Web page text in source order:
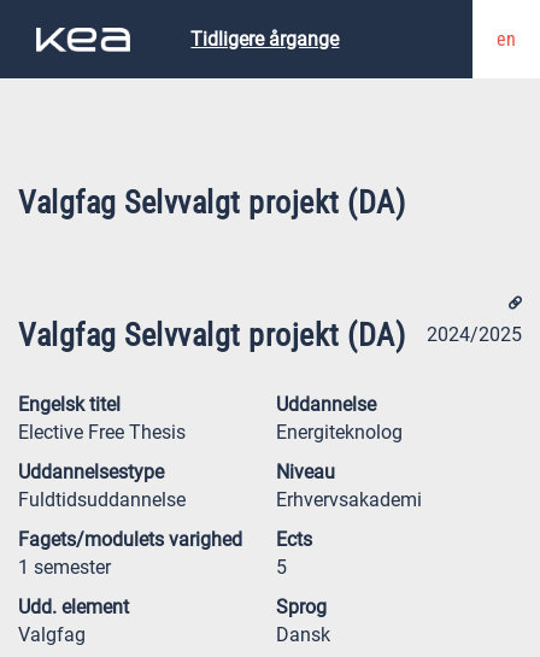
Tidligere årgange en
Valgfag Selvvalgt projekt (DA)
Valgfag Selvvalgt projekt (DA) 2024/2025
Engelsk titel
Elective Free Thesis
Uddannelse
Energiteknolog
Uddannelsestype
Fuldtidsuddannelse
Niveau
Erhvervsakademi
Fagets/modulets varighed
1 semester
Ects
5
Udd. element
Valgfag
Sprog
Dansk